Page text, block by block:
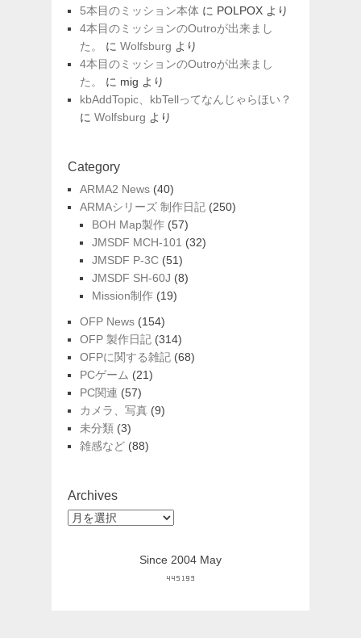
5本目のミッション本体 に POLPOX より
4本目のミッションのOutroが出来まし
た。
に Wolfsburg より
4本目のミッションのOutroが出来まし
た。
に mig より
kbAddTopic、kbTellってなんじゃらほい？
に Wolfsburg より
Category
ARMA2 News (40)
ARMAシリーズ 制作日記 (250)
BOH Map製作 (57)
JMSDF MCH-101 (32)
JMSDF P-3C (51)
JMSDF SH-60J (8)
Mission制作 (19)
OFP News (154)
OFP 製作日記 (314)
OFPに関する雑記 (68)
PCゲーム (21)
PC関連 (57)
カメラ、写真 (9)
未分類 (3)
雑感など (88)
Archives
Archives
Since 2004 May